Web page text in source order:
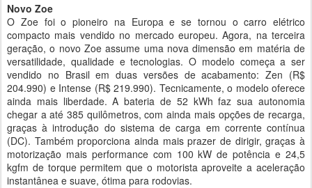
Novo Zoe
O Zoe foi o pioneiro na Europa e se tornou o carro elétrico
compacto mais vendido no mercado europeu. Agora, na terceira
geração, o novo Zoe assume uma nova dimensão em matéria de
versatilidade, qualidade e tecnologias. O modelo começa a ser
vendido no Brasil em duas versões de acabamento: Zen (R$
204.990) e Intense (R$ 219.990). Tecnicamente, o modelo oferece
ainda mais liberdade. A bateria de 52 kWh faz sua autonomia
chegar a até 385 quilômetros, com ainda mais opções de recarga,
graças à introdução do sistema de carga em corrente contínua
(DC). Também proporciona ainda mais prazer de dirigir, graças à
motorização mais performance com 100 kW de potência e 24,5
kgfm de torque permitem que o motorista aproveite a aceleração
instantânea e suave, ótima para rodovias.